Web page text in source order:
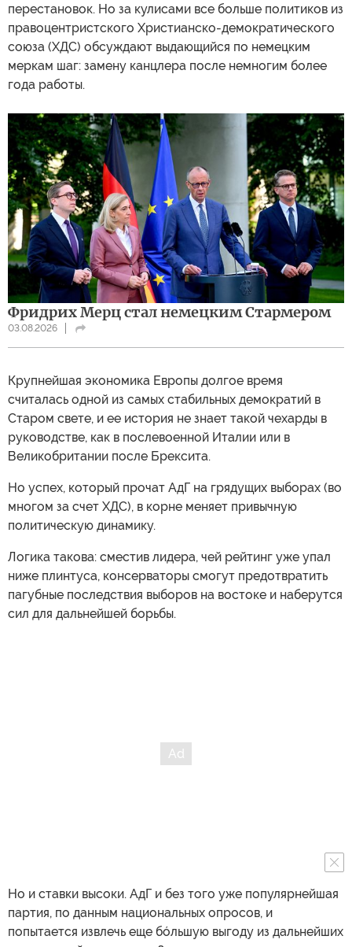
перестановок. Но за кулисами все больше политиков из
правоцентристского Христианско-демократического
союза (ХДС) обсуждают выдающийся по немецким
меркам шаг: замену канцлера после немногим более
года работы.
Фридрих Мерц стал немецким Стармером
03.08.2026
Крупнейшая экономика Европы долгое время
считалась одной из самых стабильных демократий в
Старом свете, и ее история не знает такой чехарды в
руководстве, как в послевоенной Италии или в
Великобритании после Брексита.
Но успех, который прочат АдГ на грядущих выборах (во
многом за счет ХДС), в корне меняет привычную
политическую динамику.
Логика такова: сместив лидера, чей рейтинг уже упал
ниже плинтуса, консерваторы смогут предотвратить
пагубные последствия выборов на востоке и наберутся
сил для дальнейшей борьбы.
Но и ставки высоки. АдГ и без того уже популярнейшая
партия, по данным национальных опросов, и
попытается извлечь еще бóльшую выгоду из дальнейших